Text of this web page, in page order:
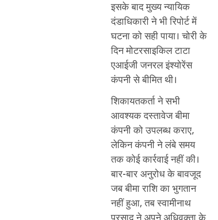
इसके बाद मुख्य न्यायिक
दंडाधिकारी ने भी रिपोर्ट में
घटना को सही पाया। चोरी के
दिन मोटरसाइकिल टाटा
एआईजी जनरल इंश्योरेंस
कंपनी से बीमित थी।
शिकायतकर्ता ने सभी
आवश्यक दस्तावेज बीमा
कंपनी को उपलब्ध कराए,
लेकिन कंपनी ने लंबे समय
तक कोई कार्रवाई नहीं की।
बार-बार अनुरोध के बावजूद
जब बीमा राशि का भुगतान
नहीं हुआ, तब स्वामीनाथ